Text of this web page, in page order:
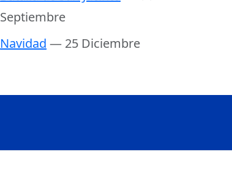
Septiembre
Navidad — 25 Diciembre